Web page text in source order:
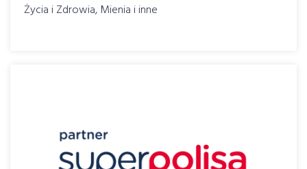
Życia i Zdrowia, Mienia i inne